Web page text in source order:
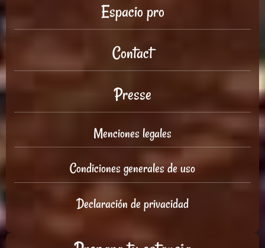
Espacio pro
Contact
Presse
Menciones legales
Condiciones generales de uso
Declaración de privacidad